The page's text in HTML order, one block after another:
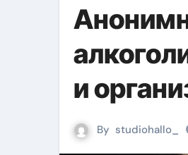
и
By studiohallo_